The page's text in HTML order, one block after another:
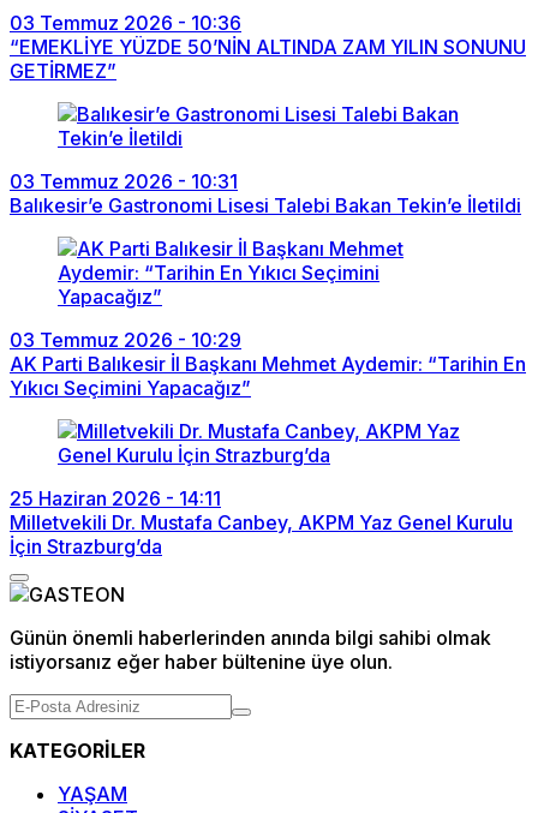
03 Temmuz 2026 - 10:36
“EMEKLİYE YÜZDE 50’NİN ALTINDA ZAM YILIN SONUNU
GETİRMEZ”
03 Temmuz 2026 - 10:31
Balıkesir’e Gastronomi Lisesi Talebi Bakan Tekin’e İletildi
03 Temmuz 2026 - 10:29
AK Parti Balıkesir İl Başkanı Mehmet Aydemir: “Tarihin En
Yıkıcı Seçimini Yapacağız”
25 Haziran 2026 - 14:11
Milletvekili Dr. Mustafa Canbey, AKPM Yaz Genel Kurulu
İçin Strazburg’da
Günün önemli haberlerinden anında bilgi sahibi olmak
istiyorsanız eğer haber bültenine üye olun.
KATEGORİLER
YAŞAM